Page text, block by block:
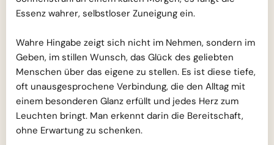
Essenz wahrer, selbstloser Zuneigung ein.
Wahre Hingabe zeigt sich nicht im Nehmen, sondern im
Geben, im stillen Wunsch, das Glück des geliebten
Menschen über das eigene zu stellen. Es ist diese tiefe,
oft unausgesprochene Verbindung, die den Alltag mit
einem besonderen Glanz erfüllt und jedes Herz zum
Leuchten bringt. Man erkennt darin die Bereitschaft,
ohne Erwartung zu schenken.